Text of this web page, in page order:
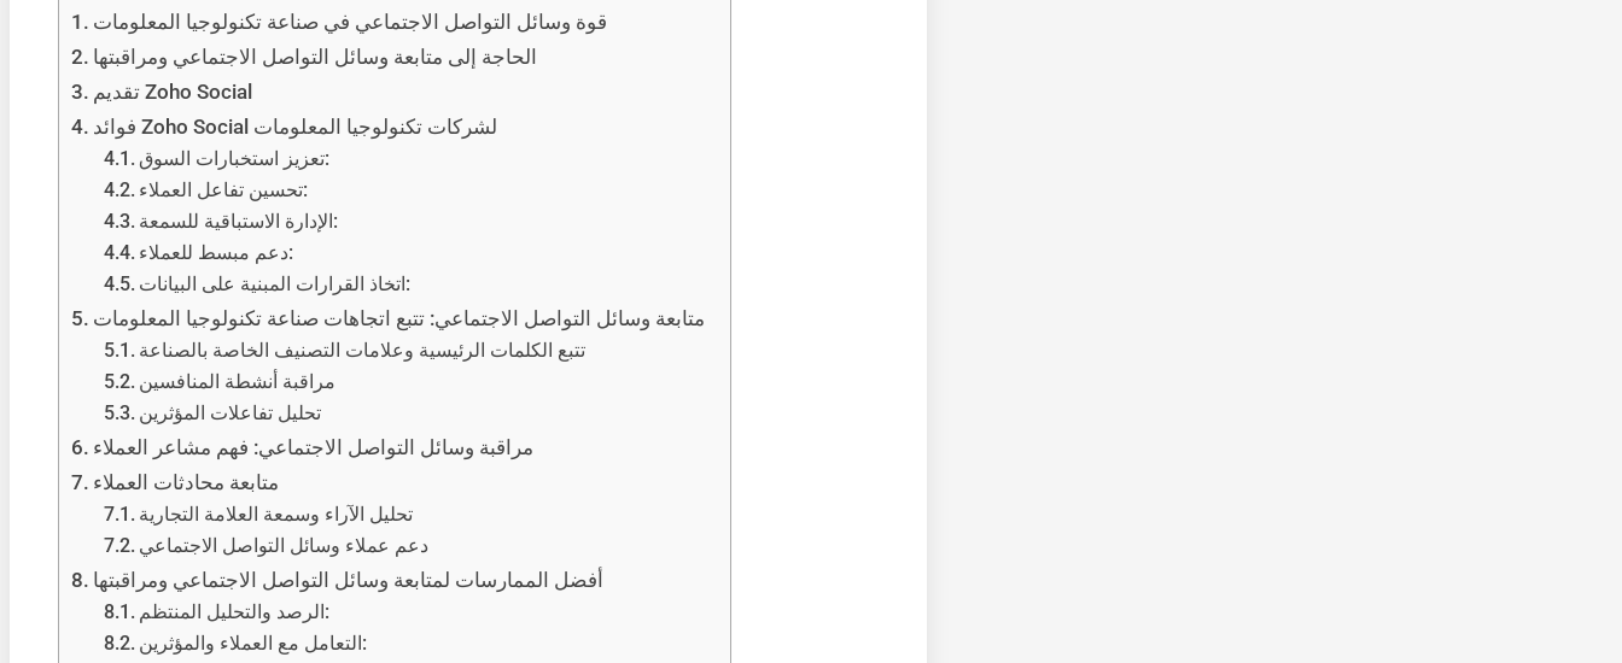
قوة وسائل التواصل الاجتماعي في صناعة تكنولوجيا المعلومات
الحاجة إلى متابعة وسائل التواصل الاجتماعي ومراقبتها
تقديم Zoho Social
فوائد Zoho Social لشركات تكنولوجيا المعلومات
تعزيز استخبارات السوق:
تحسين تفاعل العملاء:
الإدارة الاستباقية للسمعة:
دعم مبسط للعملاء:
اتخاذ القرارات المبنية على البيانات:
متابعة وسائل التواصل الاجتماعي: تتبع اتجاهات صناعة تكنولوجيا المعلومات
تتبع الكلمات الرئيسية وعلامات التصنيف الخاصة بالصناعة
مراقبة أنشطة المنافسين
تحليل تفاعلات المؤثرين
مراقبة وسائل التواصل الاجتماعي: فهم مشاعر العملاء
متابعة محادثات العملاء
تحليل الآراء وسمعة العلامة التجارية
دعم عملاء وسائل التواصل الاجتماعي
أفضل الممارسات لمتابعة وسائل التواصل الاجتماعي ومراقبتها
الرصد والتحليل المنتظم:
التعامل مع العملاء والمؤثرين: